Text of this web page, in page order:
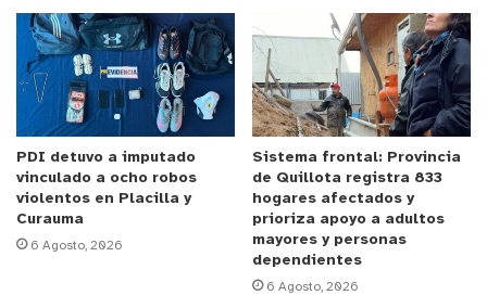
oportunidad de establecer redes de apoyo” indicó
la autoridad comunal subrogante.
Claudia Ibañez, Coordinadora Regional del
Programa Mujeres Jefas de Hogar del Servicio
Nacional de la Mujer y Equidad de Género en la
región de Valparaíso, destacó la colaboración con
el municipio y su impacto en el empoderamiento
de las mujeres.
PDI detuvo a imputado
vinculado a ocho robos
violentos en Placilla y
Curauma
6 Agosto, 2026
Sistema frontal: Provincia
de Quillota registra 833
hogares afectados y
prioriza apoyo a adultos
mayores y personas
dependientes
6 Agosto, 2026